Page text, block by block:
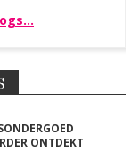
ONTDEKT